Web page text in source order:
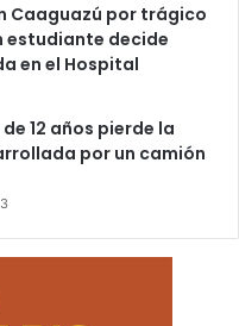
Caaguazú por trágico
estudiante decide
en el Hospital
de 12 años pierde la
por un camión